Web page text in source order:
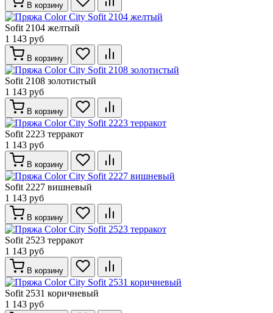
В корзину
Sofit 2104 желтый
1 143 руб
В корзину
Sofit 2108 золотистый
1 143 руб
В корзину
Sofit 2223 терракот
1 143 руб
В корзину
Sofit 2227 вишневый
1 143 руб
В корзину
Sofit 2523 терракот
1 143 руб
В корзину
Sofit 2531 коричневый
1 143 руб